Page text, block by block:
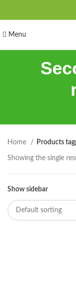
Menu
Home Products
Showing the single
Show sidebar